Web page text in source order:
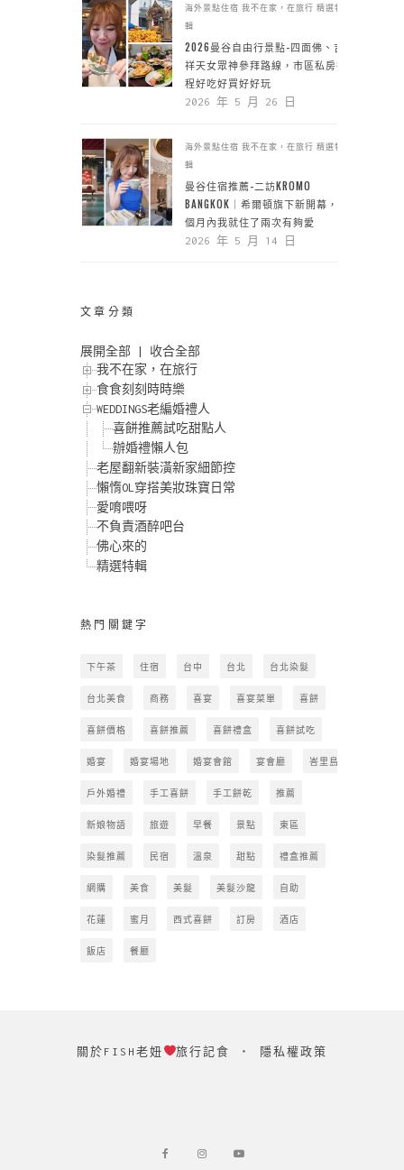
海外景點住宿 我不在家，在旅行 精選特
輯
2026曼谷自由行景點-四面佛、吉
祥天女眾神參拜路線，市區私房行
程好吃好買好好玩
2026 年 5 月 26 日
海外景點住宿 我不在家，在旅行 精選特
輯
曼谷住宿推薦-二訪KROMO
BANGKOK｜希爾頓旗下新開幕，一
個月內我就住了兩次有夠愛
2026 年 5 月 14 日
文章分類
展開全部
收合全部
我不在家，在旅行
食食刻刻時時樂
WEDDINGS老編婚禮人
喜餅推薦試吃甜點人
辦婚禮懶人包
老屋翻新裝潢新家細節控
懶惰OL穿搭美妝珠寶日常
愛唷喂呀
不負責酒醉吧台
佛心來的
精選特輯
熱門關鍵字
下午茶 住宿 台中 台北 台北染髮
台北美食 商務 喜宴 喜宴菜單 喜餅
喜餅價格 喜餅推薦 喜餅禮盒 喜餅試吃
婚宴 婚宴場地 婚宴會館 宴會廳 峇里島
戶外婚禮 手工喜餅 手工餅乾 推薦
新娘物語 旅遊 早餐 景點 東區
染髮推薦 民宿 溫泉 甜點 禮盒推薦
網購 美食 美髮 美髮沙龍 自助
花蓮 蜜月 西式喜餅 訂房 酒店
飯店 餐廳
關於FISH老妞 旅行記食 ‧ 隱私權政策